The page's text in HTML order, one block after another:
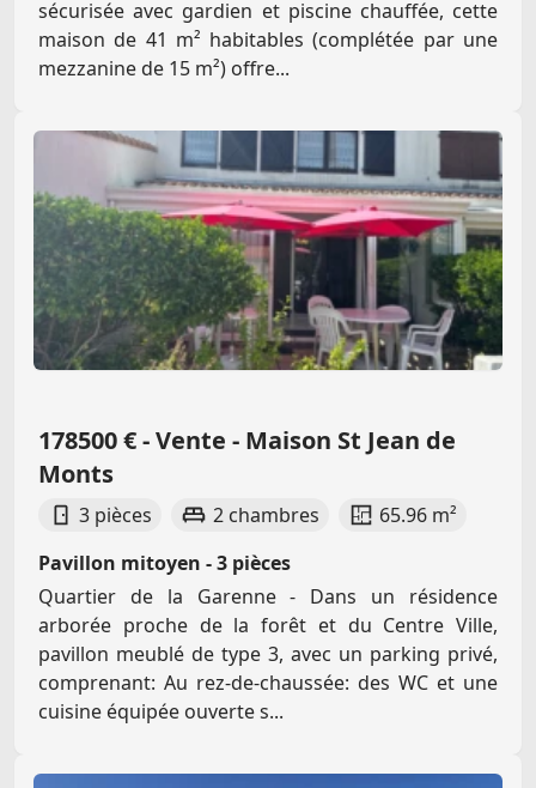
sécurisée avec gardien et piscine chauffée, cette
maison de 41 m² habitables (complétée par une
mezzanine de 15 m²) offre...
178500 € - Vente - Maison St Jean de
Monts
3 pièces 2 chambres
65.96 m²
Pavillon mitoyen - 3 pièces
Quartier de la Garenne - Dans un résidence
arborée proche de la forêt et du Centre Ville,
pavillon meublé de type 3, avec un parking privé,
comprenant: Au rez-de-chaussée: des WC et une
cuisine équipée ouverte s...